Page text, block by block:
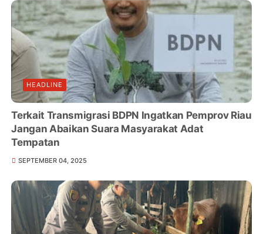
HEADLINE
Terkait Transmigrasi BDPN Ingatkan Pemprov Riau
Jangan Abaikan Suara Masyarakat Adat
Tempatan
SEPTEMBER 04, 2025